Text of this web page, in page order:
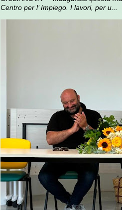
Centro per l’ Impiego. I lavori, per u...